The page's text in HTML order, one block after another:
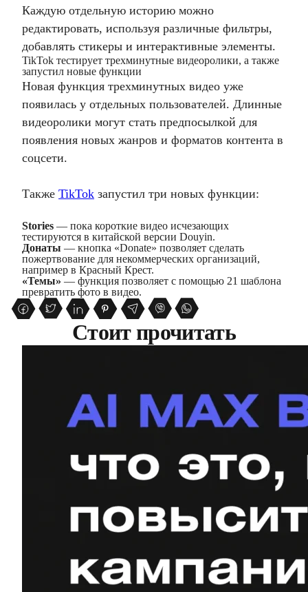
Каждую отдельную историю можно
редактировать, используя различные фильтры,
добавлять стикеры и интерактивные элементы.
TikTok тестирует трехминутные видеоролики, а также
запустил новые функции
Новая функция трехминутных видео уже
появилась у отдельных пользователей. Длинные
видеоролики могут стать предпосылкой для
появления новых жанров и форматов контента в
соцсети.
Также TikTok запустил три новых функции:
Stories — пока короткие видео исчезающих
тестируются в китайской версии Douyin.
Донаты — кнопка «Donate» позволяет сделать
пожертвование для некоммерческих организаций,
например в Красный Крест.
«Темы» — функция позволяет с помощью 21 шаблона
превратить фото в видео.
Стоит прочитать